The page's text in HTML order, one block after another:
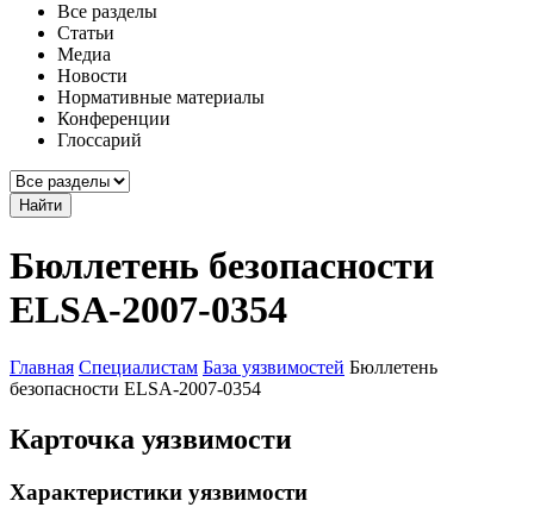
Все разделы
Статьи
Медиа
Новости
Нормативные материалы
Конференции
Глоссарий
Найти
Бюллетень безопасности
ELSA-2007-0354
Главная Специалистам База уязвимостей Бюллетень
безопасности ELSA-2007-0354
Карточка уязвимости
Характеристики уязвимости